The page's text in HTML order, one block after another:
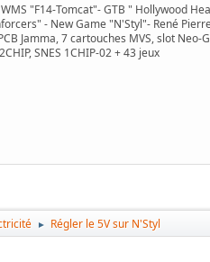
"F14-Tomcat"- GTB " Hollywood
- New Game "N'Styl"- René
Jamma, 7 cartouches MVS, slot Neo-
SNES 1CHIP-02 + 43 jeux
► Régler le 5V sur N'Styl